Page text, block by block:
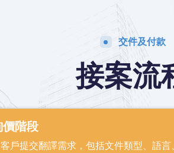
交件及付款
接案流
階段
戶提交翻譯需求，包括文件類型、語言